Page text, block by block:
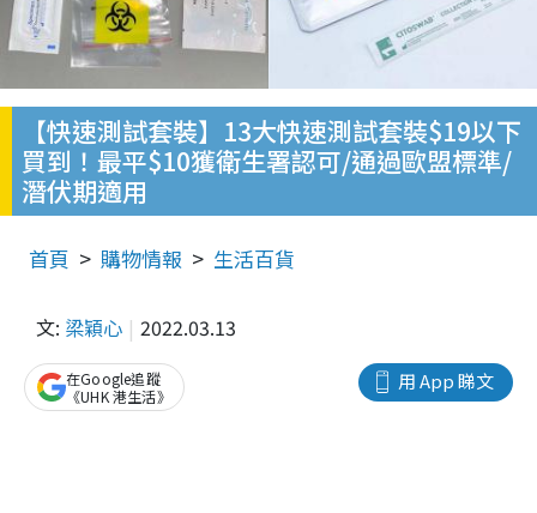
【快速測試套裝】13大快速測試套裝$19以下
買到！最平$10獲衛生署認可/通過歐盟標準/
潛伏期適用
首頁 購物情報 生活百貨
文: 梁穎心 2022.03.13
用 App 睇文
在Google追蹤
《UHK 港生活》